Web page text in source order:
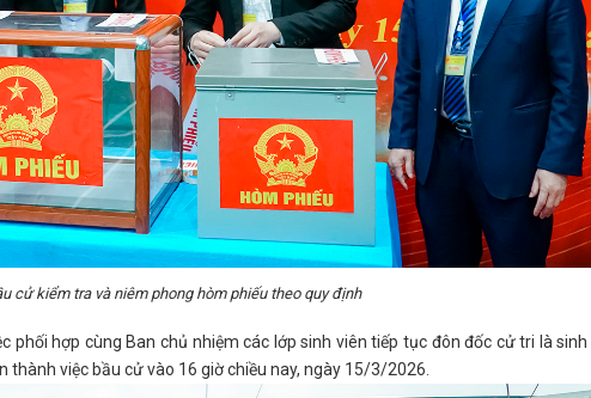
cử kiểm tra và niêm phong hòm phiếu theo quy định
phối hợp cùng Ban chủ nhiệm các lớp sinh viên tiếp tục đôn đốc cử tri là
thành việc bầu cử vào 16 giờ chiều nay, ngày 15/3/2026.